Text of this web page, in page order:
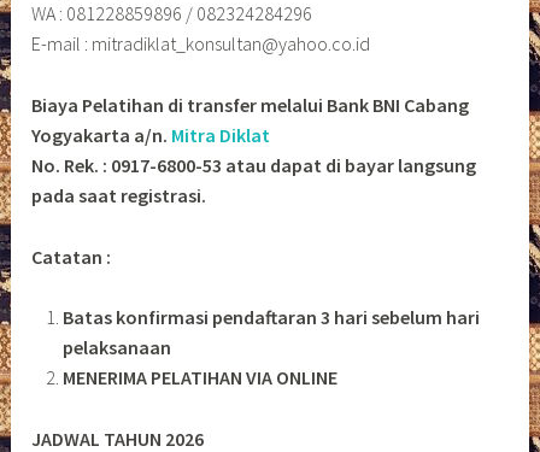
WA : 081228859896 / 082324284296
E-mail : mitradiklat_konsultan@yahoo.co.id
Biaya Pelatihan di transfer melalui Bank BNI Cabang
Yogyakarta a/n. Mitra Diklat
No. Rek. : 0917-6800-53 atau dapat di bayar langsung
pada saat registrasi.
Catatan :
Batas konfirmasi pendaftaran 3 hari sebelum hari
pelaksanaan
MENERIMA PELATIHAN VIA ONLINE
JADWAL TAHUN 2026